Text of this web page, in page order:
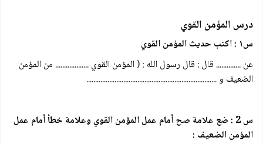
درس المؤمن القوي
س١ : اكتب
حديث المؤمن القوي
عن .............. قال : قال رسول الله : ( المؤمن القوي ................... من المؤمن
الضعيف و ..........................................................................
س 2 : ضع علامة صح أمام عمل المؤمن القوي وعلامة خطأ أمام عمل
المؤمن الضعيف :